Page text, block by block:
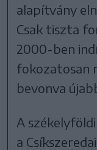
alapítvány
Csak tiszta
2000-ben
fokozatosan
bevonva
A
a